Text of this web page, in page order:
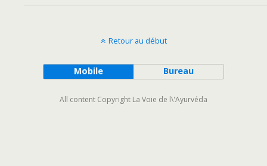
Retour au début
Mobile Bureau
All content Copyright La Voie de l\'Ayurvéda